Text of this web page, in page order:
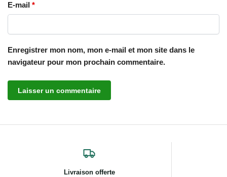
E-mail *
Enregistrer mon nom, mon e-mail et mon site dans le
navigateur pour mon prochain commentaire.
Livraison offerte